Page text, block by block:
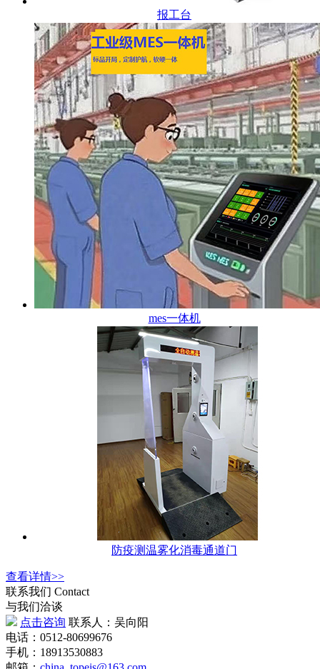
报工台
mes一体机
防疫测温雾化消毒通道门
查看详情>>
联系我们 Contact
与我们洽谈
点击咨询 联系人：吴向阳
电话：0512-80699676
手机：18913530883